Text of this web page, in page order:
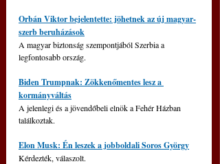
Orbán Viktor bejelentette: jöhetnek az új magyar-
szerb beruházások
A magyar biztonság szempontjából Szerbia a
legfontosabb ország.
Biden Trumpnak: Zökkenőmentes lesz a
kormányváltás
A jelenlegi és a jövendőbeli elnök a Fehér Házban
találkoztak.
Elon Musk: Én leszek a jobboldali Soros György
Kérdezték, válaszolt.